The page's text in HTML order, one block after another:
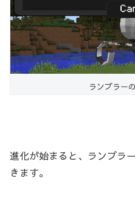
ランプラー
進化が始まると、ランプラ
きます。